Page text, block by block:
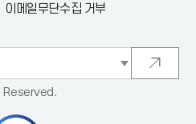
이메일무단수집 거부
새
창
Reserved.